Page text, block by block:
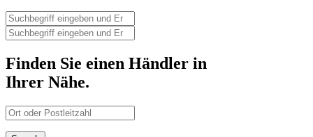
Finden Sie einen Händler in
Ihrer Nähe.